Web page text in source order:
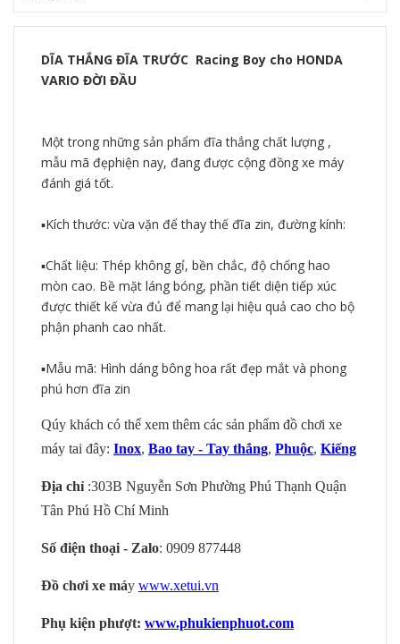
DĨA THẮNG ĐĨA TRƯỚC Racing Boy cho HONDA
VARIO ĐỜI ĐẦU
Một trong những sản phẩm đĩa thắng chất lượng ,
mẫu mã đẹphiện nay, đang được cộng đồng xe máy
đánh giá tốt.
▪️Kích thước: vừa vặn để thay thế đĩa zin, đường kính:
▪️Chất liệu: Thép không gỉ, bền chắc, độ chống hao
mòn cao. Bề mặt láng bóng, phần tiết diện tiếp xúc
được thiết kế vừa đủ để mang lại hiệu quả cao cho bộ
phận phanh cao nhất.
▪️Mẫu mã: Hình dáng bông hoa rất đẹp mắt và phong
phú hơn đĩa zin
Qúy khách có thể xem thêm các sản phẩm đồ chơi xe
máy tai đây: Inox, Bao tay - Tay thắng, Phuộc, Kiếng
Địa chỉ :303B Nguyễn Sơn Phường Phú Thạnh Quận
Tân Phú Hồ Chí Minh
Số điện thoại - Zalo: 0909 877448
Đồ chơi xe máy www.xetui.vn
Phụ kiện phượt: www.phukienphuot.com